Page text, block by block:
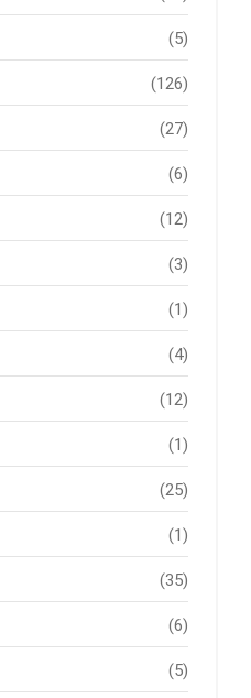
(5)
(126)
(27)
(6)
(12)
(3)
(1)
(4)
(12)
(1)
(25)
(1)
(35)
(6)
(5)